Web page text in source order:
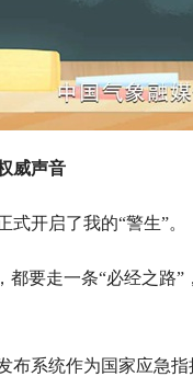
威声音
开启了我的“警生”。
都要走一条“必经之路
布系统作为国家应急